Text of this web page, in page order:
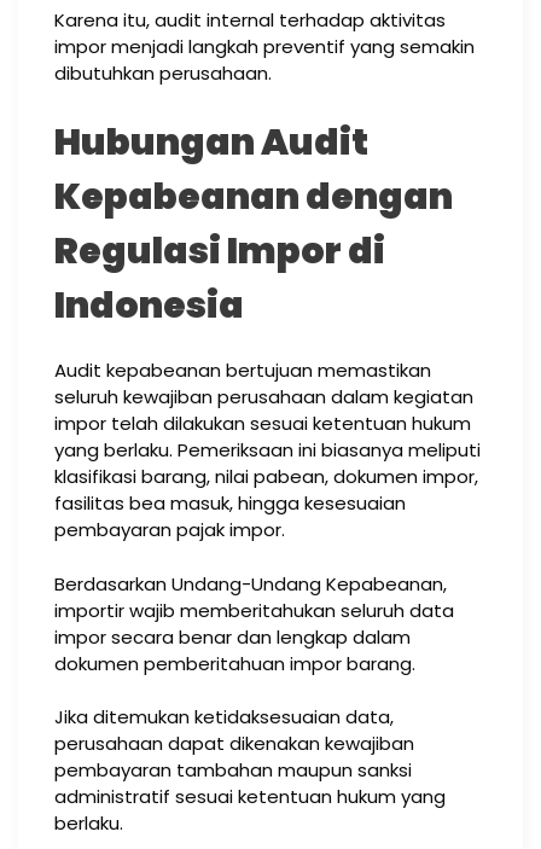
Karena itu, audit internal terhadap aktivitas
impor menjadi langkah preventif yang semakin
dibutuhkan perusahaan.
Hubungan Audit
Kepabeanan dengan
Regulasi Impor di
Indonesia
Audit kepabeanan bertujuan memastikan
seluruh kewajiban perusahaan dalam kegiatan
impor telah dilakukan sesuai ketentuan hukum
yang berlaku. Pemeriksaan ini biasanya meliputi
klasifikasi barang, nilai pabean, dokumen impor,
fasilitas bea masuk, hingga kesesuaian
pembayaran pajak impor.
Berdasarkan Undang-Undang Kepabeanan,
importir wajib memberitahukan seluruh data
impor secara benar dan lengkap dalam
dokumen pemberitahuan impor barang.
Jika ditemukan ketidaksesuaian data,
perusahaan dapat dikenakan kewajiban
pembayaran tambahan maupun sanksi
administratif sesuai ketentuan hukum yang
berlaku.